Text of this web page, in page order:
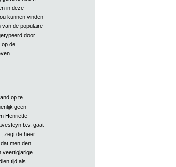
in deze
kunnen vinden
de populaire
door
op de
op te
geen
Henriette
b.v. gaat
zegt de heer
men den
veertigjarige
tijd als